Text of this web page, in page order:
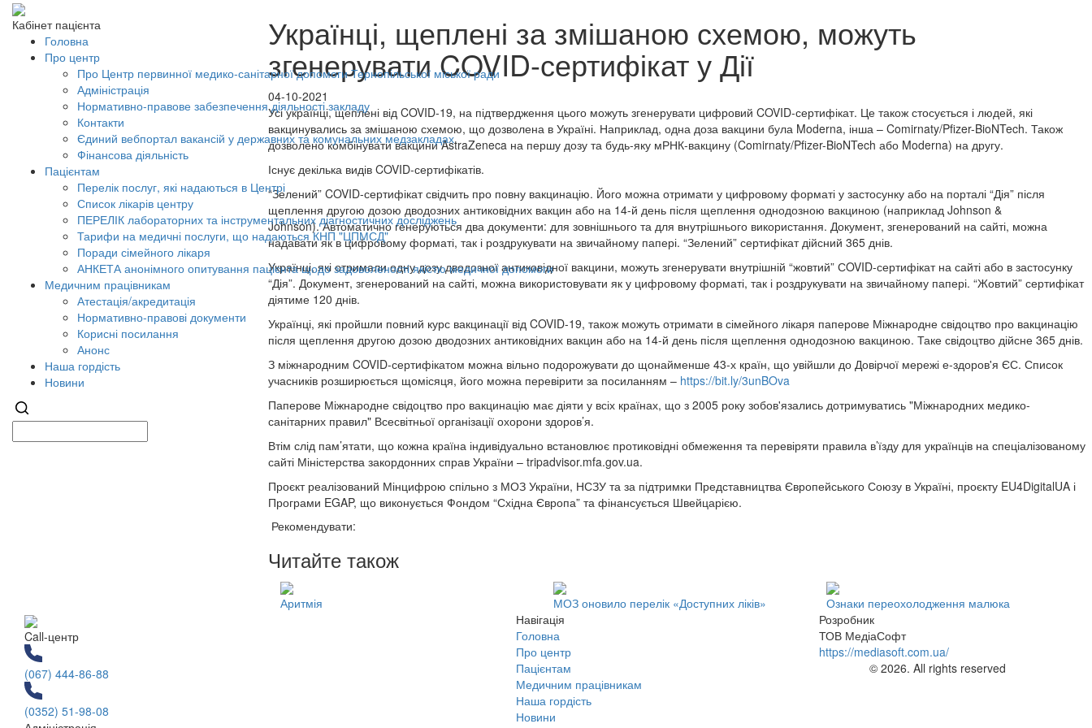
Кабінет пацієнта
Головна
Про центр
Про Центр первинної медико-санітарної допомоги Тернопільської міської ради
Адміністрація
Нормативно-правове забезпечення діяльності закладу
Контакти
Єдиний вебпортал вакансій у державних та комунальних медзакладах
Фінансова діяльність
Пацієнтам
Перелік послуг, які надаються в Центрі
Список лікарів центру
ПЕРЕЛІК лабораторних та інструментальних діагностичних досліджень
Тарифи на медичні послуги, що надаються КНП "ЦПМСД"
Поради сімейного лікаря
АНКЕТА анонімного опитування пацієнта щодо задоволеності якістю медичної допомоги
Медичним працівникам
Атестація/акредитація
Нормативно-правові документи
Корисні посилання
Анонс
Наша гордість
Новини
Українці, щеплені за змішаною схемою, можуть
згенерувати COVID-сертифікат у Дії
04-10-2021
Усі українці, щеплені від COVID-19, на підтвердження цього можуть згенерувати цифровий COVID-сертифікат. Це також стосується і людей, які
вакцинувались за змішаною схемою, що дозволена в Україні. Наприклад, одна доза вакцини була Moderna, інша – Comirnaty/Pfizer-BioNTech. Також
дозволено комбінувати вакцини AstraZeneca на першу дозу та будь-яку мРНК-вакцину (Comirnaty/Pfizer-BioNTech або Moderna) на другу.
Існує декілька видів COVID-сертифікатів.
“Зелений” COVID-сертифікат свідчить про повну вакцинацію. Його можна отримати у цифровому форматі у застосунку або на порталі “Дія” після
щеплення другою дозою дводозних антиковідних вакцин або на 14-й день після щеплення однодозною вакциною (наприклад Johnson &
Johnson). Автоматично генеруються два документи: для зовнішнього та для внутрішнього використання. Документ, згенерований на сайті, можна
надавати як в цифровому форматі, так і роздрукувати на звичайному папері. “Зелений” сертифікат дійсний 365 днів.
Українці, які отримали одну дозу дводозної антиковідної вакцини, можуть згенерувати внутрішній “жовтий” СOVID-сертифікат на сайті або в застосунку
“Дія”. Документ, згенерований на сайті, можна використовувати як у цифровому форматі, так і роздрукувати на звичайному папері. “Жовтий” сертифікат
діятиме 120 днів.
Українці, які пройшли повний курс вакцинації від COVID-19, також можуть отримати в сімейного лікаря паперове Міжнародне свідоцтво про вакцинацію
після щеплення другою дозою дводозних антиковідних вакцин або на 14-й день після щеплення однодозною вакциною. Таке свідоцтво дійсне 365 днів.
З міжнародним COVID-сертифікатом можна вільно подорожувати до щонайменше 43-х країн, що увійшли до Довірчої мережі е-здоров'я ЄС. Список
учасників розширюється щомісяця, його можна перевірити за посиланням – https://bit.ly/3unBOva
Паперове Міжнародне свідоцтво про вакцинацію має діяти у всіх країнах, що з 2005 року зобов'язались дотримуватись "Міжнародних медико-
санітарних правил" Всесвітньої організації охорони здоров’я.
Втім слід пам’ятати, що кожна країна індивідуально встановлює протиковідні обмеження та перевіряти правила в’їзду для українців на спеціалізованому
сайті Міністерства закордонних справ України – tripadvisor.mfa.gov.ua.
Проєкт реалізований Мінцифрою спільно з МОЗ України, НСЗУ та за підтримки Представництва Європейського Союзу в Україні, проєкту EU4DigitalUA і
Програми EGAP, що виконується Фондом “Східна Європа” та фінансується Швейцарією.
Рекомендувати:
Читайте також
Аритмія МОЗ оновило перелік «Доступних ліків» Ознаки переохолодження малюка
Call-центр
(067) 444-86-88
(0352) 51-98-08
Навігація
Головна
Про центр
Пацієнтам
Медичним працівникам
Наша гордість
Новини
Розробник
ТОВ МедіаСофт
https://mediasoft.com.ua/
© 2026. All rights reserved